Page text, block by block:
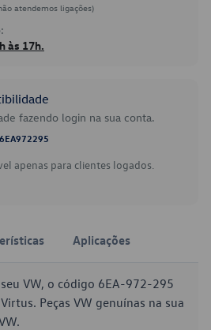
atendemos ligações)
às 17h.
fazendo login na sua conta.
6EA972295
apenas para clientes logados.
Aplicações
VW, o código 6EA-972-295
Peças VW genuínas na sua